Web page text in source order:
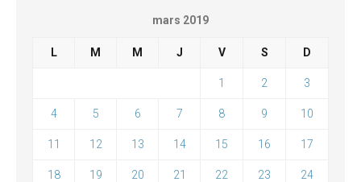
mars 2019
L M M J V S D
1 2 3
4 5 6 7 8 9 10
11 12 13 14 15 16 17
18 19 20 21 22 23 24